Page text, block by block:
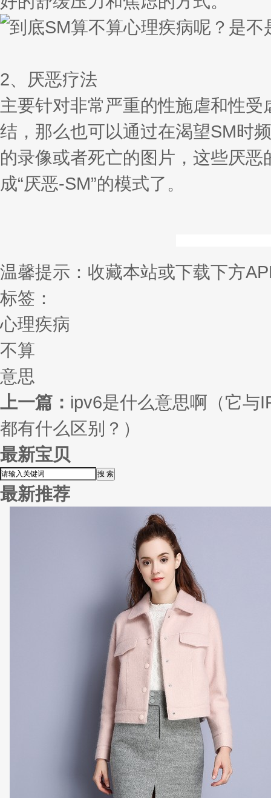
2、厌恶疗法
主要针对非常严重的性施虐和性受
结，那么也可以通过在渴望SM时
的录像或者死亡的图片，这些厌
成“厌恶-SM”的模式了。
温馨提示：收藏本站或下载下方
标签：
心理疾病
不算
意思
上一篇： ipv6是什么意思啊（它与
都有什么区别？）
最新宝贝
最新推荐